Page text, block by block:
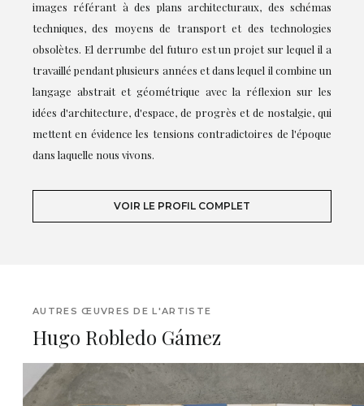
images référant à des plans architecturaux, des schémas
techniques, des moyens de transport et des technologies
obsolètes. El derrumbe del futuro est un projet sur lequel il a
travaillé pendant plusieurs années et dans lequel il combine un
langage abstrait et géométrique avec la réflexion sur les
idées d'architecture, d'espace, de progrès et de nostalgie, qui
mettent en évidence les tensions contradictoires de l'époque
dans laquelle nous vivons.
VOIR LE PROFIL COMPLET
AUTRES ŒUVRES DE L'ARTISTE
Hugo Robledo Gámez